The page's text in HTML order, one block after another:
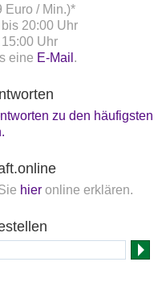
Euro / Min.)*
20:00 Uhr
Uhr
eine E-Mail .
zu den häufigsten
hier online erklären.